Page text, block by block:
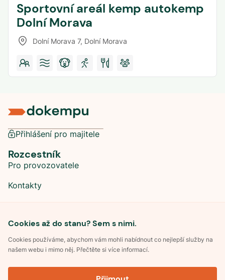
Sportovní areál kemp autokemp
Dolní Morava
Dolní Morava 7, Dolní Morava
Cookies až do stanu? Sem s nimi.
Cookies používáme, abychom vám mohli nabídnout co nejlepší služby na
našem webu i mimo něj. Přečtěte si více informací.
Přihlášení pro majitele
Rozcestník
Pro provozovatele
Kontakty